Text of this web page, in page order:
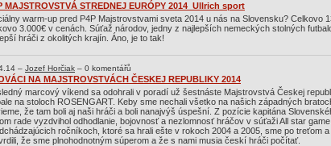
MAJSTROVSTVÁ STREDNEJ EURÓPY 2014_Ullrich sport
warm-up pred P4P Majstrovstvami sveta 2014 u nás na Slovensku? Celkovo
3.000€ v cenách. Súťaž národov, jedny z najlepších nemeckých stolných
hráči z okolitých krajín. Áno, je to tak!
– Jozef Horčiak – 0 komentářů
NA MAJSTROVSTVÁCH ČESKEJ REPUBLIKY 2014
marcový víkend sa odohrali v poradí už šestnáste Majstrovstvá Českej
na stoloch ROSENGART. Keby sme nechali všetko na našich západných
že tam boli aj naši hráči a boli nanajvýš úspešní. Z pozície kapitána
rade vyzdvihol odhodlanie, bojovnosť a nezlomnosť hráčov v súťaži All star
ročníkoch, ktoré sa hrali ešte v rokoch 2004 a 2005, sme po treťom
že sme plnohodnotným súperom a že s nami musia českí hráči počítať.